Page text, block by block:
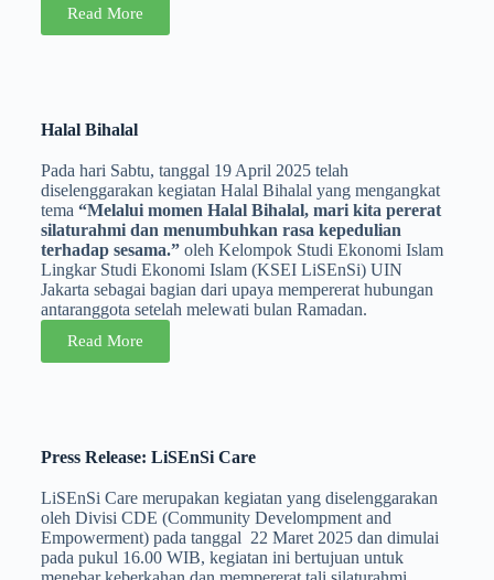
Read More
Halal Bihalal
Pada hari Sabtu, tanggal 19 April 2025 telah
diselenggarakan kegiatan Halal Bihalal yang mengangkat
tema “Melalui momen Halal Bihalal, mari kita pererat
silaturahmi dan menumbuhkan rasa kepedulian
terhadap sesama.”oleh Kelompok Studi Ekonomi Islam
Lingkar Studi Ekonomi Islam (KSEI LiSEnSi) UIN
Jakarta sebagai bagian dari upaya mempererat hubungan
antaranggota setelah melewati bulan Ramadan.
Read More
Press Release: LiSEnSi Care
LiSEnSi Care merupakan kegiatan yang diselenggarakan
oleh Divisi CDE (Community Develompment and
Empowerment) pada tanggal 22 Maret 2025 dan dimulai
pada pukul 16.00 WIB, kegiatan ini bertujuan untuk